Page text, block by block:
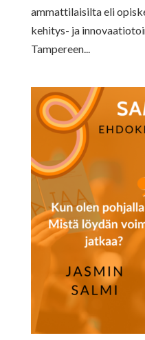
ammattilaisilta eli
kehitys- ja
Tampereen...